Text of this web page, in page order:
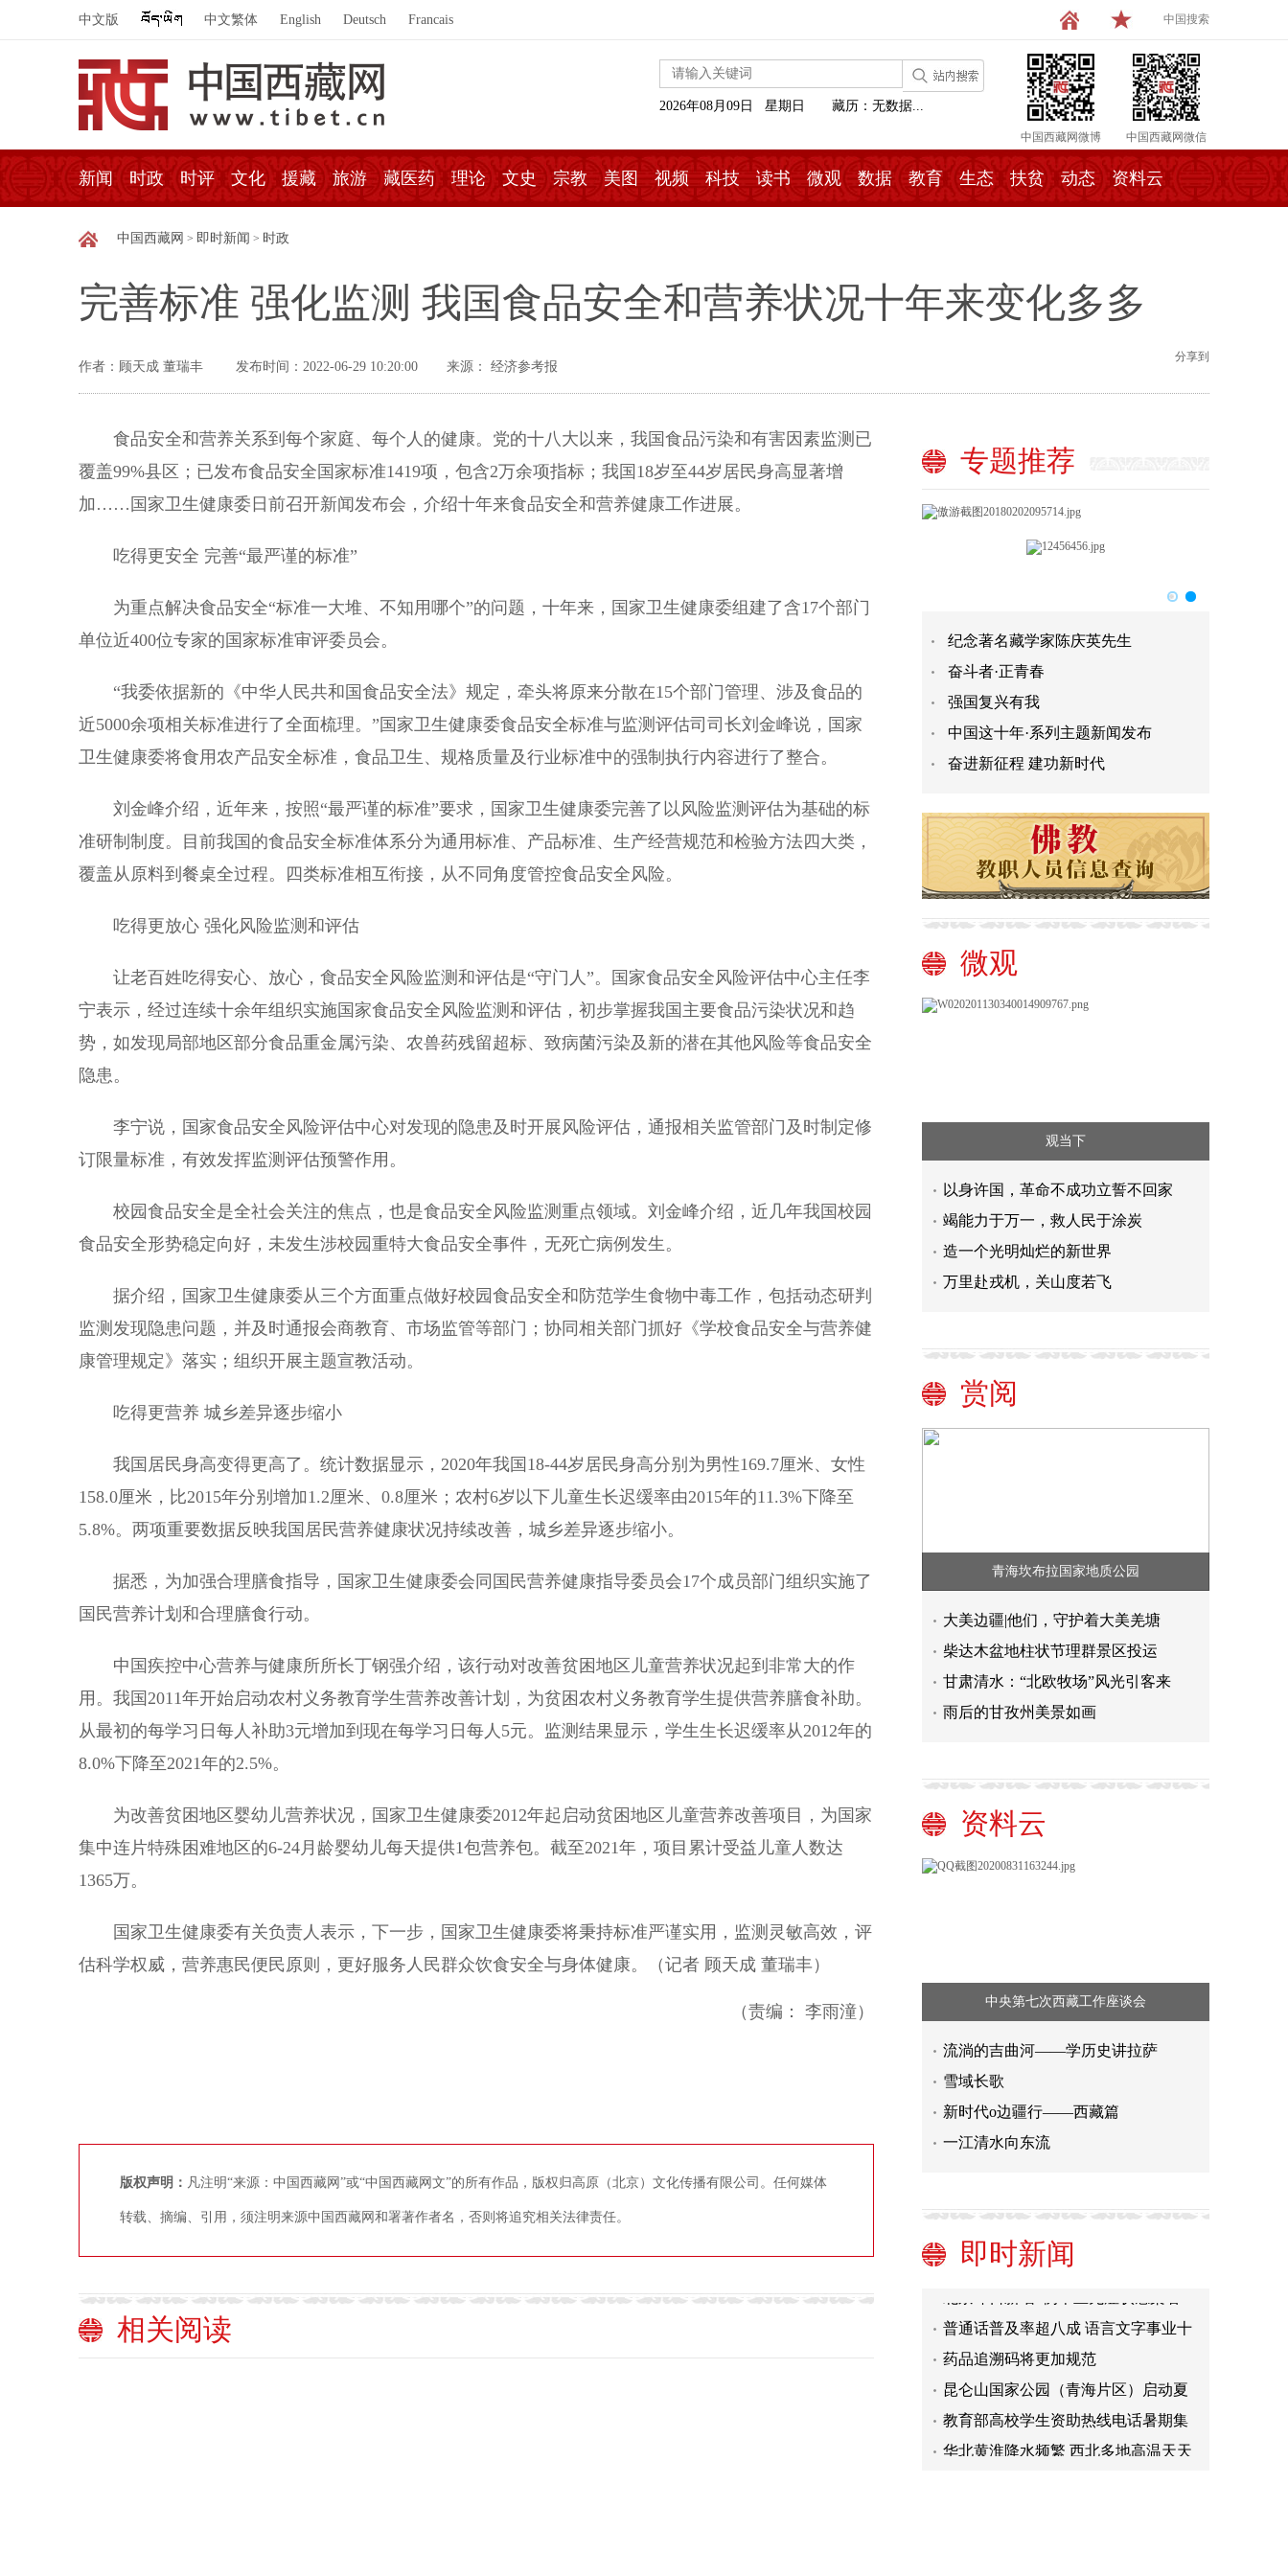
中文版 中文繁体 English Deutsch Francais 中国搜索
中国西藏网微博 中国西藏网微信
2026年08月09日 星期日 藏历：无数据...
新闻 时政 时评 文化 援藏 旅游 藏医药 理论 文史 宗教 美图 视频 科技 读书 微观 数据 教育 生态 扶贫 动态 资料云
中国西藏网 > 即时新闻 > 时政
完善标准 强化监测 我国食品安全和营养状况十年来变化多多
作者：顾天成 董瑞丰 发布时间：2022-06-29 10:20:00 来源： 经济参考报
分享到
食品安全和营养关系到每个家庭、每个人的健康。党的十八大以来，我国食品污染和有害因素监测已
覆盖99%县区；已发布食品安全国家标准1419项，包含2万余项指标；我国18岁至44岁居民身高显著增
加……国家卫生健康委日前召开新闻发布会，介绍十年来食品安全和营养健康工作进展。
吃得更安全 完善“最严谨的标准”
为重点解决食品安全“标准一大堆、不知用哪个”的问题，十年来，国家卫生健康委组建了含17个部门
单位近400位专家的国家标准审评委员会。
“我委依据新的《中华人民共和国食品安全法》规定，牵头将原来分散在15个部门管理、涉及食品的
近5000余项相关标准进行了全面梳理。”国家卫生健康委食品安全标准与监测评估司司长刘金峰说，国家
卫生健康委将食用农产品安全标准，食品卫生、规格质量及行业标准中的强制执行内容进行了整合。
刘金峰介绍，近年来，按照“最严谨的标准”要求，国家卫生健康委完善了以风险监测评估为基础的标
准研制制度。目前我国的食品安全标准体系分为通用标准、产品标准、生产经营规范和检验方法四大类，
覆盖从原料到餐桌全过程。四类标准相互衔接，从不同角度管控食品安全风险。
吃得更放心 强化风险监测和评估
让老百姓吃得安心、放心，食品安全风险监测和评估是“守门人”。国家食品安全风险评估中心主任李
宁表示，经过连续十余年组织实施国家食品安全风险监测和评估，初步掌握我国主要食品污染状况和趋
势，如发现局部地区部分食品重金属污染、农兽药残留超标、致病菌污染及新的潜在其他风险等食品安全
隐患。
李宁说，国家食品安全风险评估中心对发现的隐患及时开展风险评估，通报相关监管部门及时制定修
订限量标准，有效发挥监测评估预警作用。
校园食品安全是全社会关注的焦点，也是食品安全风险监测重点领域。刘金峰介绍，近几年我国校园
食品安全形势稳定向好，未发生涉校园重特大食品安全事件，无死亡病例发生。
据介绍，国家卫生健康委从三个方面重点做好校园食品安全和防范学生食物中毒工作，包括动态研判
监测发现隐患问题，并及时通报会商教育、市场监管等部门；协同相关部门抓好《学校食品安全与营养健
康管理规定》落实；组织开展主题宣教活动。
吃得更营养 城乡差异逐步缩小
我国居民身高变得更高了。统计数据显示，2020年我国18-44岁居民身高分别为男性169.7厘米、女性
158.0厘米，比2015年分别增加1.2厘米、0.8厘米；农村6岁以下儿童生长迟缓率由2015年的11.3%下降至
5.8%。两项重要数据反映我国居民营养健康状况持续改善，城乡差异逐步缩小。
据悉，为加强合理膳食指导，国家卫生健康委会同国民营养健康指导委员会17个成员部门组织实施了
国民营养计划和合理膳食行动。
中国疾控中心营养与健康所所长丁钢强介绍，该行动对改善贫困地区儿童营养状况起到非常大的作
用。我国2011年开始启动农村义务教育学生营养改善计划，为贫困农村义务教育学生提供营养膳食补助。
从最初的每学习日每人补助3元增加到现在每学习日每人5元。监测结果显示，学生生长迟缓率从2012年的
8.0%下降至2021年的2.5%。
为改善贫困地区婴幼儿营养状况，国家卫生健康委2012年起启动贫困地区儿童营养改善项目，为国家
集中连片特殊困难地区的6-24月龄婴幼儿每天提供1包营养包。截至2021年，项目累计受益儿童人数达
1365万。
国家卫生健康委有关负责人表示，下一步，国家卫生健康委将秉持标准严谨实用，监测灵敏高效，评
估科学权威，营养惠民便民原则，更好服务人民群众饮食安全与身体健康。（记者 顾天成 董瑞丰）
（责编： 李雨潼）
版权声明： 凡注明“来源：中国西藏网”或“中国西藏网文”的所有作品，版权归高原（北京）文化传播有限公司。任何媒体
转载、摘编、引用，须注明来源中国西藏网和署著作者名，否则将追究相关法律责任。
相关阅读
专题推荐
纪念著名藏学家陈庆英先生
奋斗者·正青春
强国复兴有我
中国这十年·系列主题新闻发布
奋进新征程 建功新时代
微观
观当下
以身许国，革命不成功立誓不回家
竭能力于万一，救人民于涂炭
造一个光明灿烂的新世界
万里赴戎机，关山度若飞
赏阅
青海坎布拉国家地质公园
大美边疆|他们，守护着大美羌塘
柴达木盆地柱状节理群景区投运
甘肃清水：“北欧牧场”风光引客来
雨后的甘孜州美景如画
资料云
中央第七次西藏工作座谈会
流淌的吉曲河——学历史讲拉萨
雪域长歌
新时代o边疆行——西藏篇
一江清水向东流
即时新闻
机容量占比大幅提升
你的手机有多久没换了？
花钱可补录、低分能“跳档”录取……